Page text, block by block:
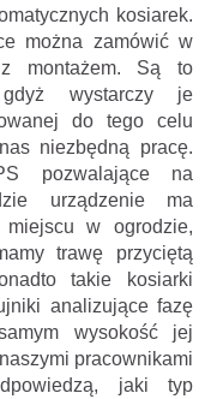
kosiarek.
można zamówić w
z montażem. Są to
gdyż wystarczy je
do tego celu
niezbędną pracę.
pozwalające na
urządzenie ma
w ogrodzie,
trawę przyciętą
takie kosiarki
analizujące fazę
wysokość jej
pracownikami
jaki typ